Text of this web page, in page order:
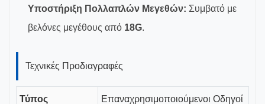
Υποστήριξη Πολλαπλών Μεγεθών: Συμβατό με
βελόνες μεγέθους από 18G.
Τεχνικές Προδιαγραφές
Τύπος
Επαναχρησιμοποιούμενοι Οδηγοί